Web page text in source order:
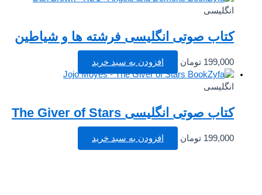
انگلیسی
کتاب صوتی انگلیسی فرشته ها و شیاطین
199,000 تومان افزودن به سبد خرید
انگلیسی
کتاب صوتی انگلیسی The Giver of Stars
199,000 تومان افزودن به سبد خرید